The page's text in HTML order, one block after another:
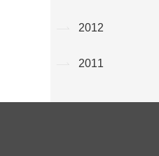
2012
2011